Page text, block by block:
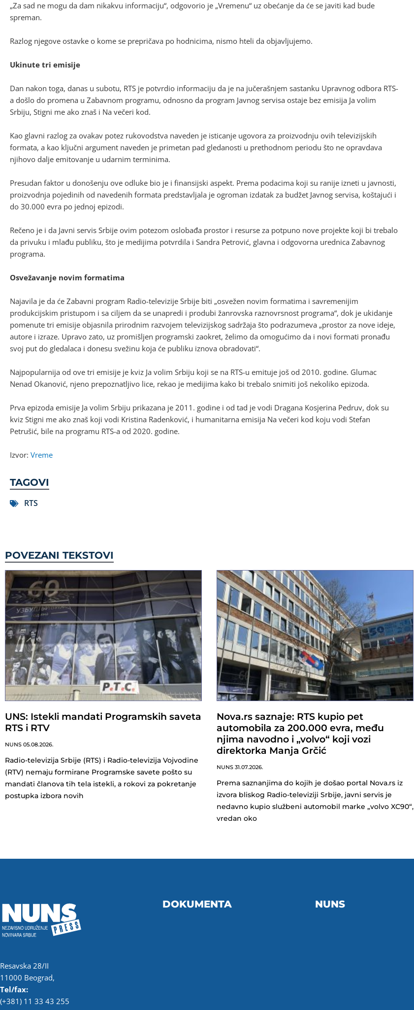
„Za sad ne mogu da dam nikakvu informaciju“, odgovorio je „Vremenu“ uz obećanje da će se javiti kad bude
spreman.
Razlog njegove ostavke o kome se prepričava po hodnicima, nismo hteli da objavljujemo.
Ukinute tri emisije
Dan nakon toga, danas u subotu, RTS je potvrdio informaciju da je na jučerašnjem sastanku Upravnog odbora RTS-
a došlo do promena u Zabavnom programu, odnosno da program Javnog servisa ostaje bez emisija Ja volim
Srbiju, Stigni me ako znaš i Na večeri kod.
Kao glavni razlog za ovakav potez rukovodstva naveden je isticanje ugovora za proizvodnju ovih televizijskih
formata, a kao ključni argument naveden je primetan pad gledanosti u prethodnom periodu što ne opravdava
njihovo dalje emitovanje u udarnim terminima.
Presudan faktor u donošenju ove odluke bio je i finansijski aspekt. Prema podacima koji su ranije izneti u javnosti,
proizvodnja pojedinih od navedenih formata predstavljala je ogroman izdatak za budžet Javnog servisa, koštajući i
do 30.000 evra po jednoj epizodi.
Rečeno je i da Javni servis Srbije ovim potezom oslobađa prostor i resurse za potpuno nove projekte koji bi trebalo
da privuku i mlađu publiku, što je medijima potvrdila i Sandra Petrović, glavna i odgovorna urednica Zabavnog
programa.
Osvežavanje novim formatima
Najavila je da će Zabavni program Radio-televizije Srbije biti „osvežen novim formatima i savremenijim
produkcijskim pristupom i sa ciljem da se unapredi i produbi žanrovska raznovrsnost programa“, dok je ukidanje
pomenute tri emisije objasnila prirodnim razvojem televizijskog sadržaja što podrazumeva „prostor za nove ideje,
autore i izraze. Upravo zato, uz promišljen programski zaokret, želimo da omogućimo da i novi formati pronađu
svoj put do gledalaca i donesu svežinu koja će publiku iznova obradovati“.
Najpopularnija od ove tri emisije je kviz Ja volim Srbiju koji se na RTS-u emituje još od 2010. godine. Glumac
Nenad Okanović, njeno prepoznatljivo lice, rekao je medijima kako bi trebalo snimiti još nekoliko epizoda.
Prva epizoda emisije Ja volim Srbiju prikazana je 2011. godine i od tad je vodi Dragana Kosjerina Pedruv, dok su
kviz Stigni me ako znaš koji vodi Kristina Radenković, i humanitarna emisija Na večeri kod koju vodi Stefan
Petrušić, bile na programu RTS-a od 2020. godine.
Izvor: Vreme
TAGOVI
RTS
POVEZANI TEKSTOVI
UNS: Istekli mandati Programskih saveta
RTS i RTV
NUNS 05.08.2026.
Radio-televizija Srbije (RTS) i Radio-televizija Vojvodine
(RTV) nemaju formirane Programske savete pošto su
mandati članova tih tela istekli, a rokovi za pokretanje
postupka izbora novih
Nova.rs saznaje: RTS kupio pet
automobila za 200.000 evra, među
njima navodno i „volvo“ koji vozi
direktorka Manja Grčić
NUNS 31.07.2026.
Prema saznanjima do kojih je došao portal Nova.rs iz
izvora bliskog Radio-televiziji Srbije, javni servis je
nedavno kupio službeni automobil marke „volvo XC90“,
vredan oko
Resavska 28/II
11000 Beograd,
Tel/fax:
(+381) 11 33 43 255
DOKUMENTA NUNS